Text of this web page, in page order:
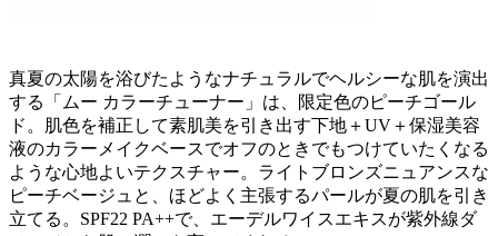
真夏の太陽を浴びたようなナチュラルでヘルシーな肌を演出
する「ムー カラーチューナー」は、限定色のピーチゴール
ド。肌色を補正して素肌美を引き出す下地＋UV＋保湿美容
液のカラーメイクベースでオフのときでもつけていたくなる
ような心地よいテクスチャー。ライトブロンズニュアンスな
ピーチベージュと、ほどよく主張するパールが夏の肌を引き
立てる。SPF22 PA++で、エーデルワイスエキスが紫外線ダ